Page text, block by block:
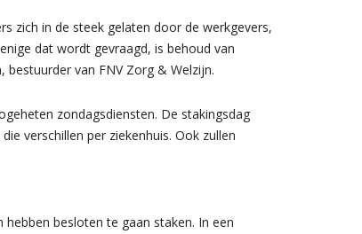
zich in de steek gelaten door de werkgevers,
dat wordt gevraagd, is behoud van
bestuurder van FNV Zorg & Welzijn.
zondagsdiensten. De stakingsdag
verschillen per ziekenhuis. Ook zullen
besloten te gaan staken. In een